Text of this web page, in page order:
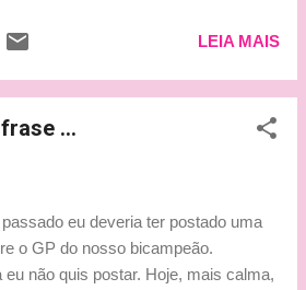
LEIA MAIS
...
eu deveria ter postado uma
o GP do nosso bicampeão.
eu não quis postar. Hoje, mais calma,